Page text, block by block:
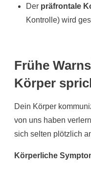
Der präfrontale
Kontrolle) wird
Frühe
Körper
Dein Körper
von uns haben
sich selten plötzlich
Körperliche